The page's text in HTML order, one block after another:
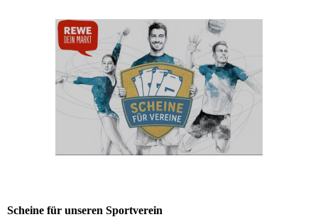
Scheine für unseren Sportverein